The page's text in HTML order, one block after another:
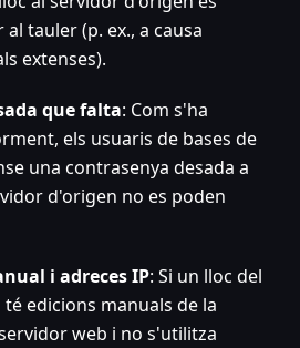
tauler (p. ex., a causa
extenses).
que falta: Com s'ha
els usuaris de bases de
una contrasenya desada a
d'origen no es poden
i adreces IP: Si un lloc del
edicions manuals de la
web i no s'utilitza